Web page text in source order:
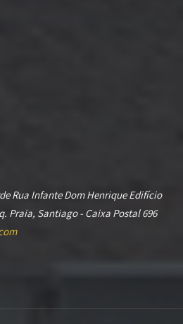
Rua Infante Dom Henrique Edifício
Praia, Santiago - Caixa Postal 696